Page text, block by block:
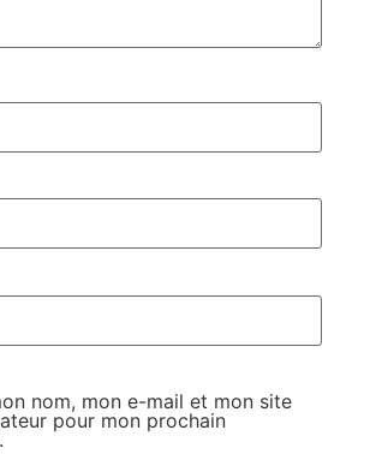
nom, mon e-mail et mon site
pour mon prochain